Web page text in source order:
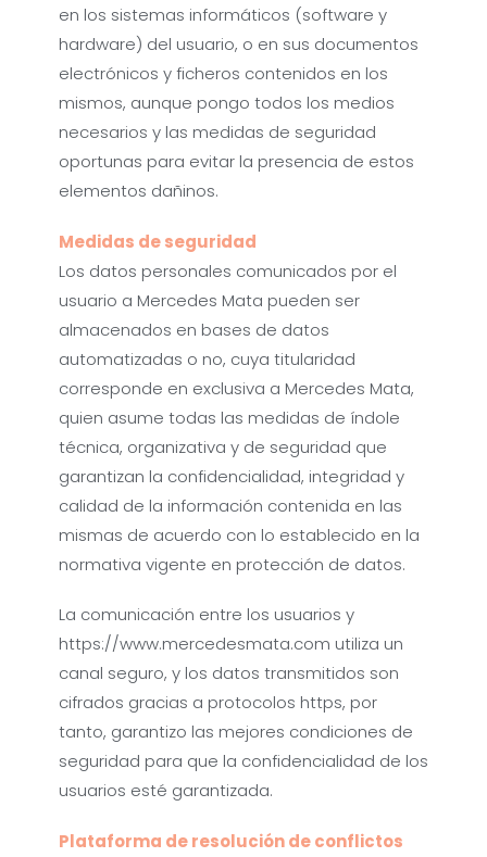
en los sistemas informáticos (software y
hardware) del usuario, o en sus documentos
electrónicos y ficheros contenidos en los
mismos, aunque pongo todos los medios
necesarios y las medidas de seguridad
oportunas para evitar la presencia de estos
elementos dañinos.
Medidas de seguridad
Los datos personales comunicados por el
usuario a Mercedes Mata pueden ser
almacenados en bases de datos
automatizadas o no, cuya titularidad
corresponde en exclusiva a Mercedes Mata,
quien asume todas las medidas de índole
técnica, organizativa y de seguridad que
garantizan la confidencialidad, integridad y
calidad de la información contenida en las
mismas de acuerdo con lo establecido en la
normativa vigente en protección de datos.
La comunicación entre los usuarios y
https://www.mercedesmata.com utiliza un
canal seguro, y los datos transmitidos son
cifrados gracias a protocolos https, por
tanto, garantizo las mejores condiciones de
seguridad para que la confidencialidad de los
usuarios esté garantizada.
Plataforma de resolución de conflictos